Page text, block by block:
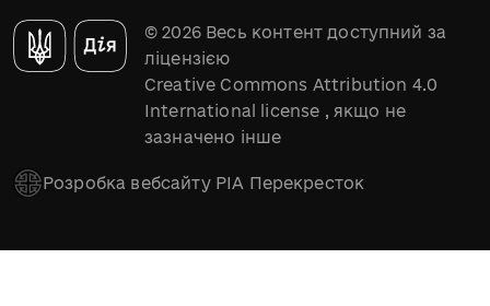
© 2026 Весь контент доступний за
ліцензією
Creative Commons Attribution 4.0
International license , якщо не
зазначено інше
Розробка вебсайту РІА Перекресток